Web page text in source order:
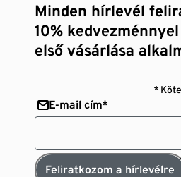
Minden hírlevél
10%
első vásárlása
*
E-mail cím*
Feliratkozom a hírlevélre